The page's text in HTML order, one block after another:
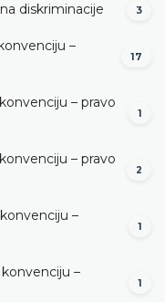
diskriminacije 3
–
17
– pravo
1
– pravo
2
–
1
–
1